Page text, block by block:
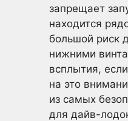
запрещает
находится
большой риск
нижними
всплытия,
на это
из самых
для дайв-